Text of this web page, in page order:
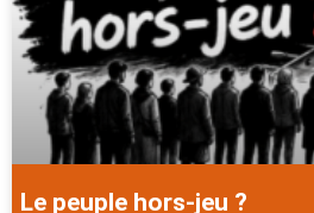
Le peuple hors-jeu ?